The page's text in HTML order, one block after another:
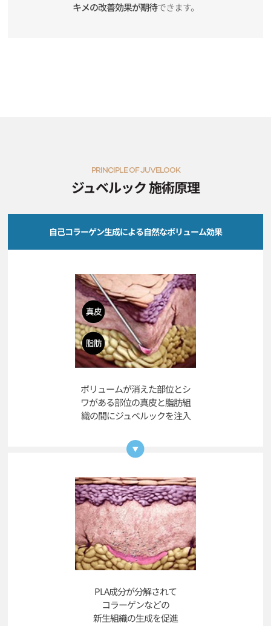
キメの改善効果が期待できます。
ジュベルック 施術原理
PRINCIPLE OF JUVELOOK
自己コラーゲン生成による自然なボリューム効果
ボリュームが消えた部位とシ
ワがある部位の真皮と脂肪組
織の間にジュベルックを注入
PLA成分が分解されて
コラーゲンなどの
新生組織の生成を促進